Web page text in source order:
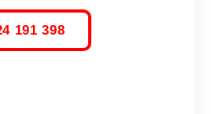
191 398